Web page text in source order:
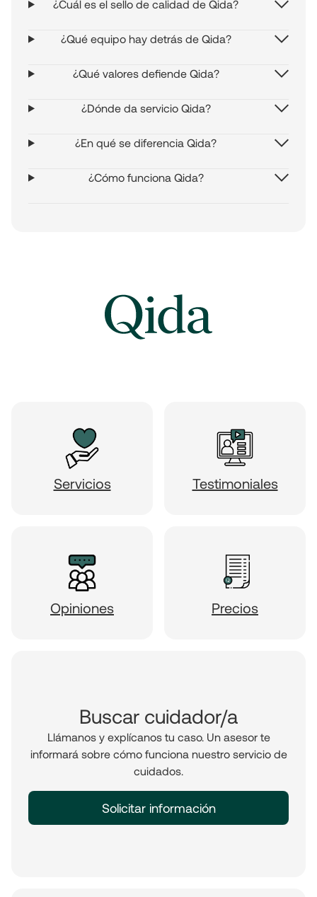
¿Cuál es el sello de calidad de Qida?
¿Qué equipo hay detrás de Qida?
¿Qué valores defiende Qida?
¿Dónde da servicio Qida?
¿En qué se diferencia Qida?
¿Cómo funciona Qida?
Servicios Testimoniales
Opiniones Precios
Buscar cuidador/a
Llámanos y explícanos tu caso. Un asesor te
informará sobre cómo funciona nuestro servicio de
cuidados.
Solicitar información